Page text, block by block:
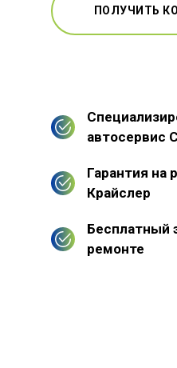
ПОЛУЧИТЬ
автосервис
Гарантия на
Крайслер
Бесплатный
ремонте